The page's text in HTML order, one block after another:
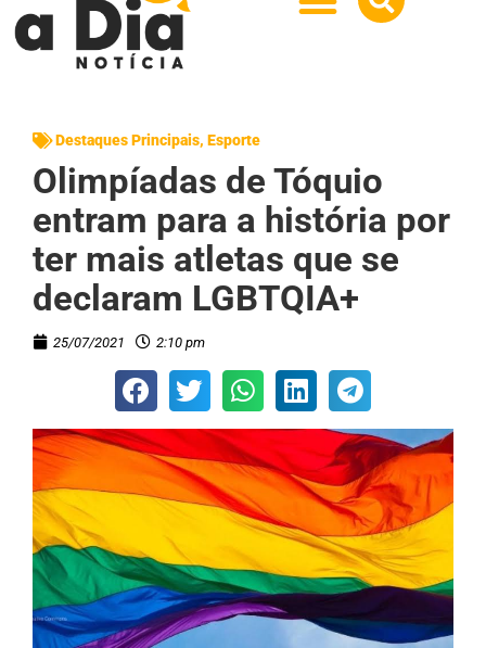
Destaques Principais, Esporte
Olimpíadas de Tóquio
entram para a história por
ter mais atletas que se
declaram LGBTQIA+
25/07/2021 2:10 pm